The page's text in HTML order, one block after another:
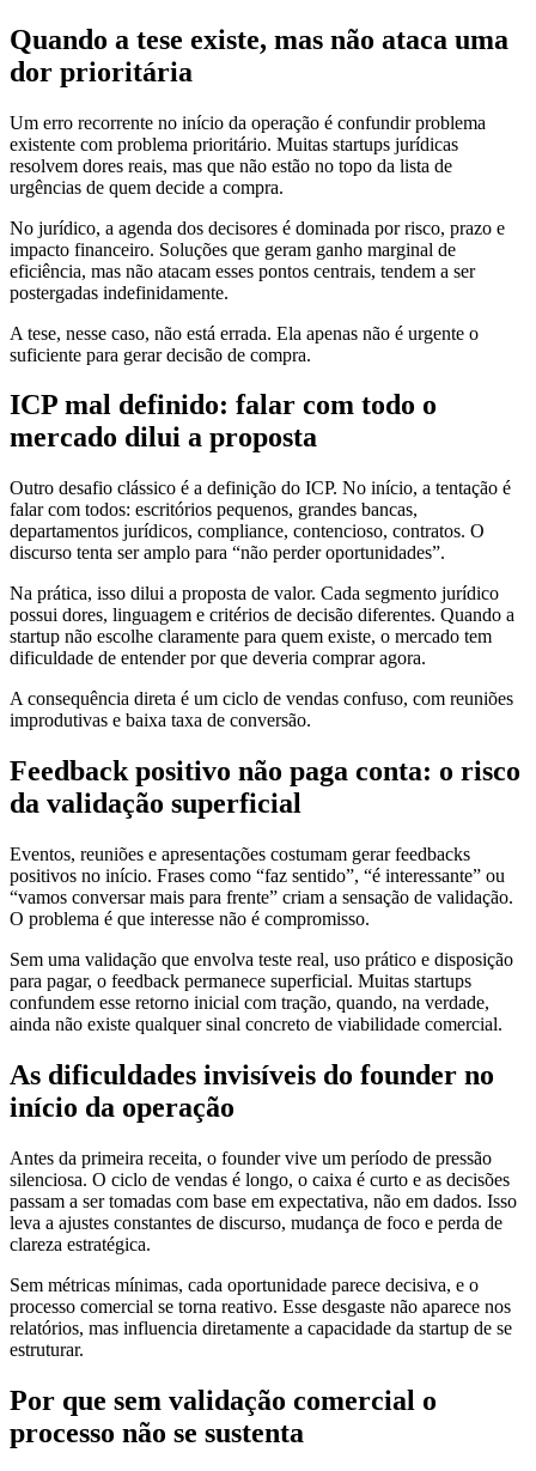
Quando a tese existe, mas não ataca uma
dor prioritária
Um erro recorrente no início da operação é confundir problema
existente com problema prioritário. Muitas startups jurídicas
resolvem dores reais, mas que não estão no topo da lista de
urgências de quem decide a compra.
No jurídico, a agenda dos decisores é dominada por risco, prazo e
impacto financeiro. Soluções que geram ganho marginal de
eficiência, mas não atacam esses pontos centrais, tendem a ser
postergadas indefinidamente.
A tese, nesse caso, não está errada. Ela apenas não é urgente o
suficiente para gerar decisão de compra.
ICP mal definido: falar com todo o
mercado dilui a proposta
Outro desafio clássico é a definição do ICP. No início, a tentação é
falar com todos: escritórios pequenos, grandes bancas,
departamentos jurídicos, compliance, contencioso, contratos. O
discurso tenta ser amplo para “não perder oportunidades”.
Na prática, isso dilui a proposta de valor. Cada segmento jurídico
possui dores, linguagem e critérios de decisão diferentes. Quando a
startup não escolhe claramente para quem existe, o mercado tem
dificuldade de entender por que deveria comprar agora.
A consequência direta é um ciclo de vendas confuso, com reuniões
improdutivas e baixa taxa de conversão.
Feedback positivo não paga conta: o risco
da validação superficial
Eventos, reuniões e apresentações costumam gerar feedbacks
positivos no início. Frases como “faz sentido”, “é interessante” ou
“vamos conversar mais para frente” criam a sensação de validação.
O problema é que interesse não é compromisso.
Sem uma validação que envolva teste real, uso prático e disposição
para pagar, o feedback permanece superficial. Muitas startups
confundem esse retorno inicial com tração, quando, na verdade,
ainda não existe qualquer sinal concreto de viabilidade comercial.
As dificuldades invisíveis do founder no
início da operação
Antes da primeira receita, o founder vive um período de pressão
silenciosa. O ciclo de vendas é longo, o caixa é curto e as decisões
passam a ser tomadas com base em expectativa, não em dados. Isso
leva a ajustes constantes de discurso, mudança de foco e perda de
clareza estratégica.
Sem métricas mínimas, cada oportunidade parece decisiva, e o
processo comercial se torna reativo. Esse desgaste não aparece nos
relatórios, mas influencia diretamente a capacidade da startup de se
estruturar.
Por que sem validação comercial o
processo não se sustenta